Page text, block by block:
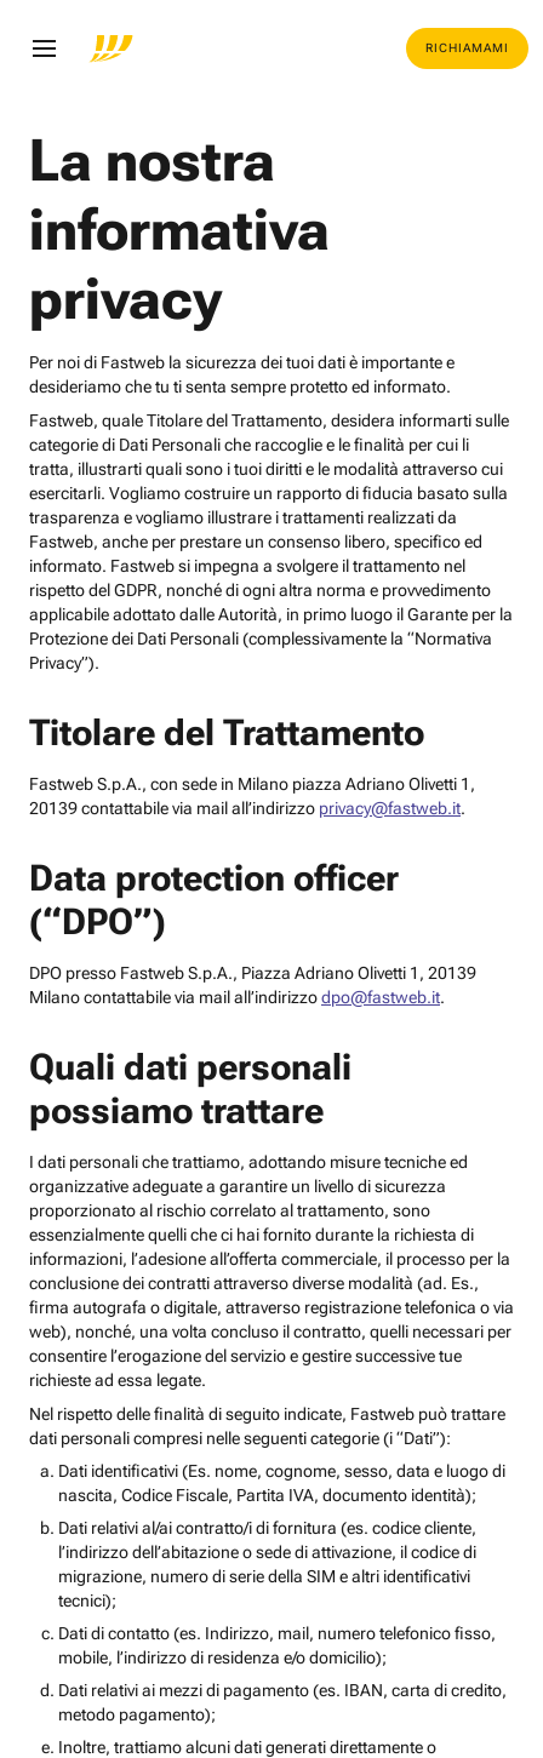
RICHIAMAMI
La nostra
informativa
privacy
Per noi di Fastweb la sicurezza dei tuoi dati è importante e
desideriamo che tu ti senta sempre protetto ed informato.
Fastweb, quale Titolare del Trattamento, desidera informarti sulle
categorie di Dati Personali che raccoglie e le finalità per cui li
tratta, illustrarti quali sono i tuoi diritti e le modalità attraverso cui
esercitarli. Vogliamo costruire un rapporto di fiducia basato sulla
trasparenza e vogliamo illustrare i trattamenti realizzati da
Fastweb, anche per prestare un consenso libero, specifico ed
informato. Fastweb si impegna a svolgere il trattamento nel
rispetto del GDPR, nonché di ogni altra norma e provvedimento
applicabile adottato dalle Autorità, in primo luogo il Garante per la
Protezione dei Dati Personali (complessivamente la “Normativa
Privacy”).
Titolare del Trattamento
Fastweb S.p.A., con sede in Milano piazza Adriano Olivetti 1,
20139 contattabile via mail all’indirizzo privacy@fastweb.it.
Data protection officer
(“DPO”)
DPO presso Fastweb S.p.A., Piazza Adriano Olivetti 1, 20139
Milano contattabile via mail all’indirizzodpo@fastweb.it.
Quali dati personali
possiamo trattare
I dati personali che trattiamo, adottando misure tecniche ed
organizzative adeguate a garantire un livello di sicurezza
proporzionato al rischio correlato al trattamento, sono
essenzialmente quelli che ci hai fornito durante la richiesta di
informazioni, l’adesione all’offerta commerciale, il processo per la
conclusione dei contratti attraverso diverse modalità (ad. Es.,
firma autografa o digitale, attraverso registrazione telefonica o via
web), nonché, una volta concluso il contratto, quelli necessari per
consentire l’erogazione del servizio e gestire successive tue
richieste ad essa legate.
Nel rispetto delle finalità di seguito indicate, Fastweb può trattare
dati personali compresi nelle seguenti categorie (i “Dati”):
Dati identificativi (Es. nome, cognome, sesso, data e luogo di
nascita, Codice Fiscale, Partita IVA, documento identità);
Dati relativi al/ai contratto/i di fornitura (es. codice cliente,
l’indirizzo dell’abitazione o sede di attivazione, il codice di
migrazione, numero di serie della SIM e altri identificativi
tecnici);
Dati di contatto (es. Indirizzo, mail, numero telefonico fisso,
mobile, l’indirizzo di residenza e/o domicilio);
Dati relativi ai mezzi di pagamento (es. IBAN, carta di credito,
metodo pagamento);
Inoltre, trattiamo alcuni dati generati direttamente o